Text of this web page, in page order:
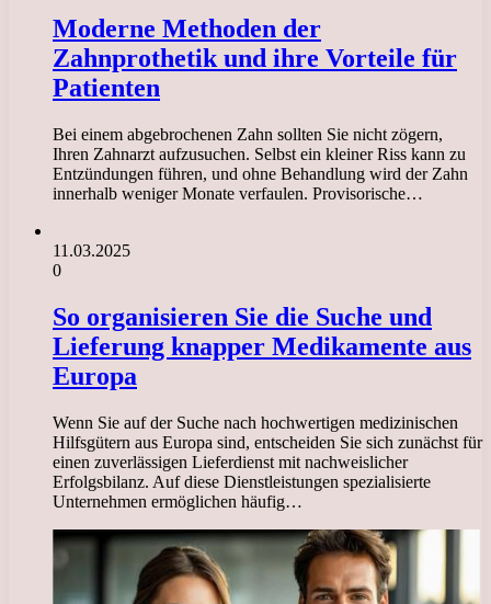
Moderne Methoden der
Zahnprothetik und ihre Vorteile für
Patienten
Bei einem abgebrochenen Zahn sollten Sie nicht zögern,
Ihren Zahnarzt aufzusuchen. Selbst ein kleiner Riss kann zu
Entzündungen führen, und ohne Behandlung wird der Zahn
innerhalb weniger Monate verfaulen. Provisorische…
11.03.2025
0
So organisieren Sie die Suche und
Lieferung knapper Medikamente aus
Europa
Wenn Sie auf der Suche nach hochwertigen medizinischen
Hilfsgütern aus Europa sind, entscheiden Sie sich zunächst für
einen zuverlässigen Lieferdienst mit nachweislicher
Erfolgsbilanz. Auf diese Dienstleistungen spezialisierte
Unternehmen ermöglichen häufig…